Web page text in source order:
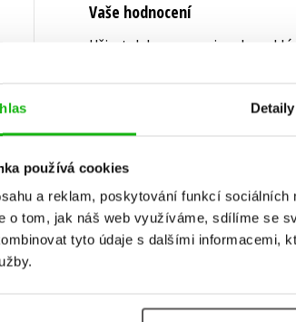
Detaily
používá cookies
a reklam, poskytování funkcí
o tom, jak náš web využíváme, sdílíme se
tyto údaje s dalšími informacemi,
Vaše hodnocení
Uživatelskou recenzi mohou
MOHLO BY VÁS